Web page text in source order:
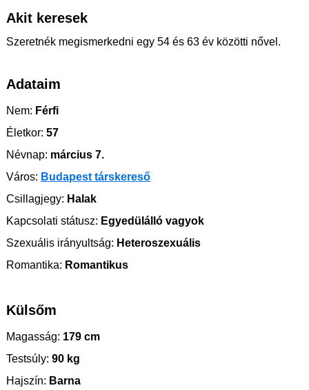
Akit keresek
Szeretnék megismerkedni egy 54 és 63 év közötti nővel.
Adataim
Nem: Férfi
Életkor: 57
Névnap: március 7.
Város: Budapest társkereső
Csillagjegy: Halak
Kapcsolati státusz: Egyedülálló vagyok
Szexuális irányultság: Heteroszexuális
Romantika: Romantikus
Külsőm
Magasság: 179 cm
Testsúly: 90 kg
Hajszín: Barna